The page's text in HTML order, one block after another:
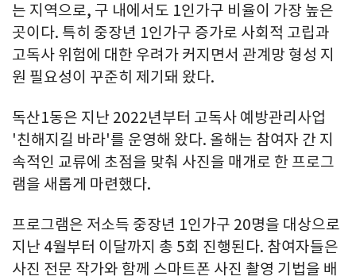
는 지역으로, 구 내에서도 1인가구 비율이 가장 높은
곳이다. 특히 중장년 1인가구 증가로 사회적 고립과
고독사 위험에 대한 우려가 커지면서 관계망 형성 지
원 필요성이 꾸준히 제기돼 왔다.
독산1동은 지난 2022년부터 고독사 예방관리사업
'친해지길 바라'를 운영해 왔다. 올해는 참여자 간 지
속적인 교류에 초점을 맞춰 사진을 매개로 한 프로그
램을 새롭게 마련했다.
프로그램은 저소득 중장년 1인가구 20명을 대상으로
지난 4월부터 이달까지 총 5회 진행된다. 참여자들은
사진 전문 작가와 함께 스마트폰 사진 촬영 기법을 배